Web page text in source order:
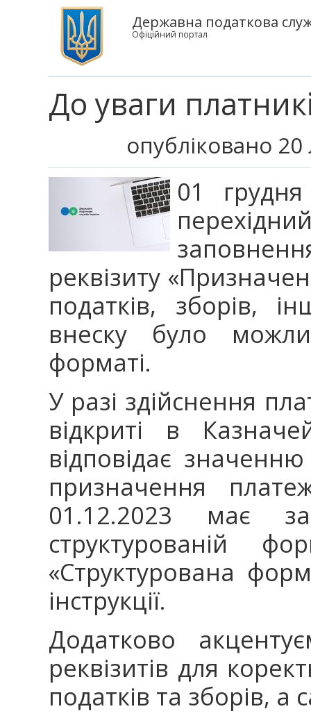
Державна податкова
Офіційний портал
До уваги
опубліковано
01
реквізиту
податків, зборів,
внеску було
форматі.
У разі здійснення
відкриті в
відповідає
призначення
01.12.2023 має
структурованій
«Структурована
інструкції.
Додатково
реквізитів для
податків та зборів, а